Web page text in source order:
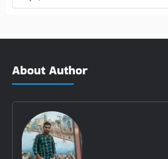
About Author